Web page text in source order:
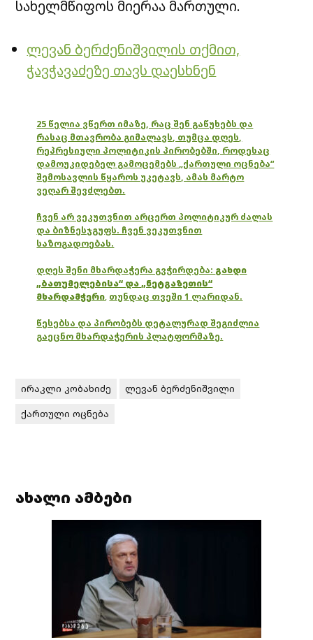
სახელმწიფოს მიერაა მართული.
ლევან ბერძენიშვილის თქმით,
ჭავჭავაძეზე თავს დაესხნენ
25 წელია ვწერთ იმაზე, რაც შენ გაწუხებს და
რასაც მთავრობა გიმალავს, თუმცა დღეს,
რეპრესიული პოლიტიკის პირობებში, როდესაც
დამოუკიდებელ გამოცემებს „ქართული ოცნება“
შემოსავლის წყაროს უკეტავს, ამას მარტო
ვეღარ შევძლებთ.
ჩვენ არ ვეკუთვნით არცერთ პოლიტიკურ ძალას
და ბიზნესჯგუფს. ჩვენ ვეკუთვნით
საზოგადოებას.
დღეს შენი მხარდაჭერა გვჭირდება: გახდი
„ბათუმელებისა“ და „ნეტგაზეთის“
მხარდამჭერი, თუნდაც თვეში 1 ლარიდან.
წესებსა და პირობებს დეტალურად შეგიძლია
გაეცნო მხარდაჭერის პლატფორმაზე.
ირაკლი კობახიძე
ლევან ბერძენიშვილი
ქართული ოცნება
ახალი ამბები